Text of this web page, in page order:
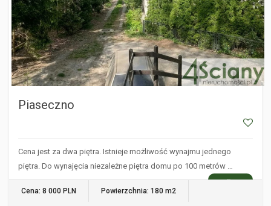
Piaseczno
Cena jest za dwa piętra. Istnieje możliwość wynajmu jednego
piętra. Do wynajęcia niezależne piętra domu po 100 metrów …
WIĘCEJ
Cena: 8 000 PLN Powierzchnia: 180 m2